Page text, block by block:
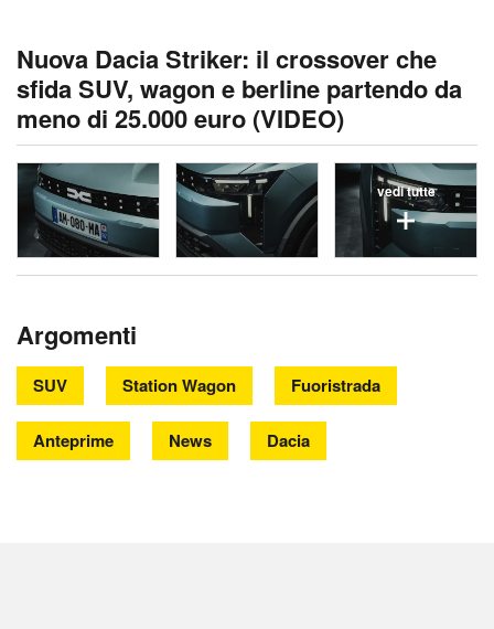
Nuova Dacia Striker: il crossover che
sfida SUV, wagon e berline partendo da
meno di 25.000 euro (VIDEO)
vedi tutte
Argomenti
SUV Station Wagon Fuoristrada
Anteprime News Dacia